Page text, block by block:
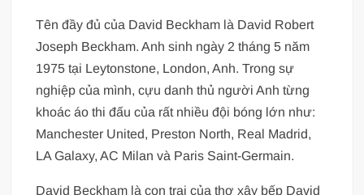
Tên đầy đủ của David Beckham là David Robert
Joseph Beckham. Anh sinh ngày 2 tháng 5 năm
1975 tại Leytonstone, London, Anh. Trong sự
nghiệp của mình, cựu danh thủ người Anh từng
khoác áo thi đấu của rất nhiều đội bóng lớn như:
Manchester United, Preston North, Real Madrid,
LA Galaxy, AC Milan và Paris Saint-Germain.
David Beckham là con trai của thợ xây bếp David